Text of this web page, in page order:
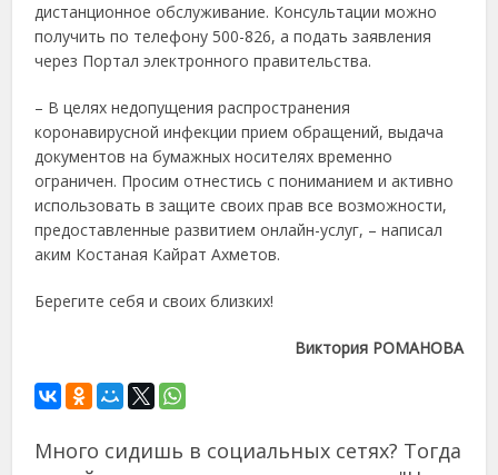
дистанционное обслуживание. Консультации можно
получить по телефону 500-826, а подать заявления
через Портал электронного правительства.
– В целях недопущения распространения
коронавирусной инфекции прием обращений, выдача
документов на бумажных носителях временно
ограничен. Просим отнестись с пониманием и активно
использовать в защите своих прав все возможности,
предоставленные развитием онлайн-услуг, – написал
аким Костаная Кайрат Ахметов.
Берегите себя и своих близких!
Виктория РОМАНОВА
Много сидишь в социальных сетях? Тогда